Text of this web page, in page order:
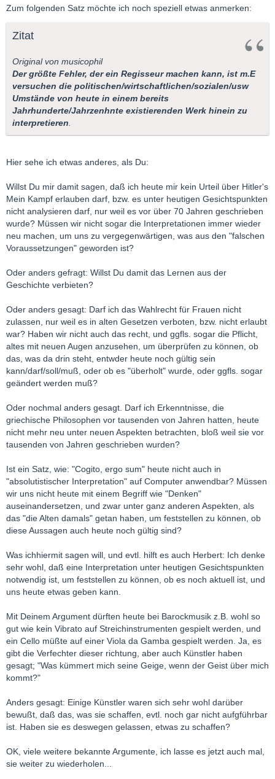
Zum folgenden Satz möchte ich noch speziell etwas anmerken:
Zitat
Original von musicophil
Der größte Fehler, der ein Regisseur machen kann, ist m.E
versuchen die politischen/wirtschaftlichen/sozialen/usw
Umstände von heute in einem bereits
Jahrhunderte/Jahrzenhnte existierenden Werk hinein zu
interpretieren
Hier sehe ich etwas anderes, als Du:
Willst Du mir damit sagen, daß ich heute mir kein Urteil über Hitler's
Mein Kampf erlauben darf, bzw. es unter heutigen Gesichtspunkten
nicht analysieren darf, nur weil es vor über 70 Jahren geschrieben
wurde? Müssen wir nicht sogar die Interpretationen immer wieder
neu machen, um uns zu vergegenwärtigen, was aus den "falschen
Voraussetzungen" geworden ist?
Oder anders gefragt: Willst Du damit das Lernen aus der
Geschichte verbieten?
Oder anders gesagt: Darf ich das Wahlrecht für Frauen nicht
zulassen, nur weil es in alten Gesetzen verboten, bzw. nicht erlaubt
war? Haben wir nicht auch das recht, und ggfls. sogar die Pflicht,
altes mit neuen Augen anzusehen, um überprüfen zu können, ob
das, was da drin steht, entwder heute noch gültig sein
kann/darf/soll/muß, oder ob es "überholt" wurde, oder ggfls. sogar
geändert werden muß?
Oder nochmal anders gesagt. Darf ich Erkenntnisse, die
griechische Philosophen vor tausenden von Jahren hatten, heute
nicht mehr neu unter neuen Aspekten betrachten, bloß weil sie vor
tausenden von Jahren geschrieben wurden?
Ist ein Satz, wie: "Cogito, ergo sum" heute nicht auch in
"absolutistischer Interpretation" auf Computer anwendbar? Müssen
wir uns nicht heute mit einem Begriff wie "Denken"
auseinandersetzen, und zwar unter ganz anderen Aspekten, als
das "die Alten damals" getan haben, um feststellen zu können, ob
diese Aussagen auch heute noch gültig sind?
Was ichhiermit sagen will, und evtl. hilft es auch Herbert: Ich denke
sehr wohl, daß eine Interpretation unter heutigen Gesichtspunkten
notwendig ist, um feststellen zu können, ob es noch aktuell ist, und
uns heute etwas geben kann.
Mit Deinem Argument dürften heute bei Barockmusik z.B. wohl so
gut wie kein Vibrato auf Streichinstrumenten gespielt werden, und
ein Cello müßte auf einer Viola da Gamba gespielt werden. Ja, es
gibt die Verfechter dieser richtung, aber auch Künstler haben
gesagt; "Was kümmert mich seine Geige, wenn der Geist über mich
kommt?"
Anders gesagt: Einige Künstler waren sich sehr wohl darüber
bewußt, daß das, was sie schaffen, evtl. noch gar nicht aufgführbar
ist. Haben sie es deswegen gelassen, etwas zu schaffen?
OK, viele weitere bekannte Argumente, ich lasse es jetzt auch mal,
sie weiter zu wiederholen...